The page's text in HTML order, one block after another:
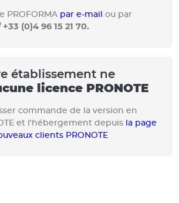
PROFORMA par e-mail ou par
+33 (0)4 96 15 21 70.
établissement ne
licence PRONOTE
commande de la version en
et l'hébergement depuis la page
clients PRONOTE